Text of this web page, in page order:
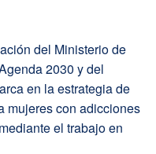
del Ministerio de
2030 y del
en la estrategia de
mujeres con adicciones
el trabajo en